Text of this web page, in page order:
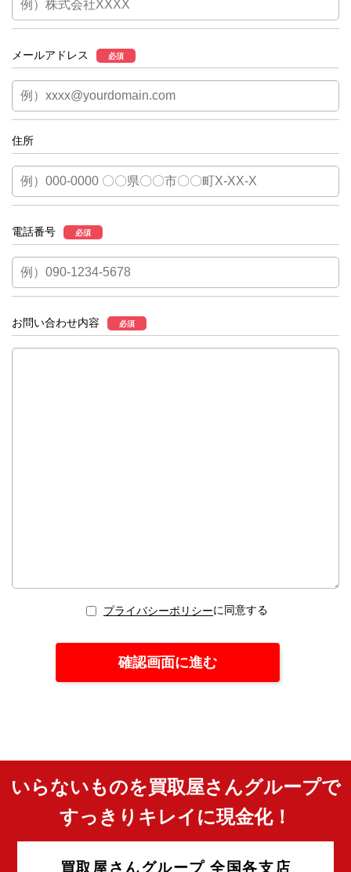
メールアドレス 必須
住所
電話番号 必須
お問い合わせ内容 必須
プライバシーポリシーに同意する
いらないものを買取屋さんグループで
すっきりキレイに現金化！
買取屋さんグループ 全国各支店